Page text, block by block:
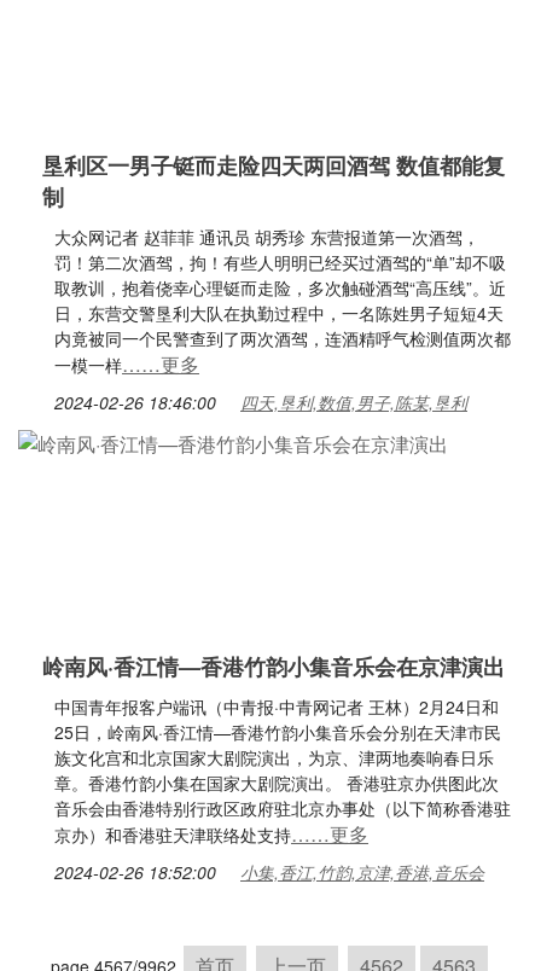
垦利区一男子铤而走险四天两回酒驾 数值都能复
制
大众网记者 赵菲菲 通讯员 胡秀珍 东营报道第一次酒驾，
罚！第二次酒驾，拘！有些人明明已经买过酒驾的“单”却不吸
取教训，抱着侥幸心理铤而走险，多次触碰酒驾“高压线”。近
日，东营交警垦利大队在执勤过程中，一名陈姓男子短短4天
内竟被同一个民警查到了两次酒驾，连酒精呼气检测值两次都
一模一样……更多
2024-02-26 18:46:00 四天,垦利,数值,男子,陈某,垦利
岭南风·香江情—香港竹韵小集音乐会在京津演出
中国青年报客户端讯（中青报·中青网记者 王林）2月24日和
25日，岭南风·香江情—香港竹韵小集音乐会分别在天津市民
族文化宫和北京国家大剧院演出，为京、津两地奏响春日乐
章。香港竹韵小集在国家大剧院演出。 香港驻京办供图此次
音乐会由香港特别行政区政府驻北京办事处（以下简称香港驻
京办）和香港驻天津联络处支持……更多
2024-02-26 18:52:00 小集,香江,竹韵,京津,香港,音乐会
page 4567/9962